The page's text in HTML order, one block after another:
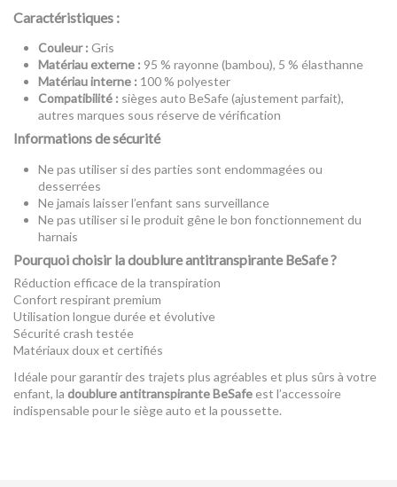
Caractéristiques :
Couleur : Gris
Matériau externe : 95 % rayonne (bambou), 5 % élasthanne
Matériau interne : 100 % polyester
Compatibilité : sièges auto BeSafe (ajustement parfait),
autres marques sous réserve de vérification
Informations de sécurité
Ne pas utiliser si des parties sont endommagées ou
desserrées
Ne jamais laisser l’enfant sans surveillance
Ne pas utiliser si le produit gêne le bon fonctionnement du
harnais
Pourquoi choisir la doublure antitranspirante BeSafe ?
Réduction efficace de la transpiration
Confort respirant premium
Utilisation longue durée et évolutive
Sécurité crash testée
Matériaux doux et certifiés
Idéale pour garantir des trajets plus agréables et plus sûrs à votre
enfant, la doublure antitranspirante BeSafe est l’accessoire
indispensable pour le siège auto et la poussette.